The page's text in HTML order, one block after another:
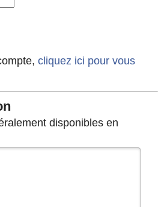
cliquez ici pour vous
disponibles en